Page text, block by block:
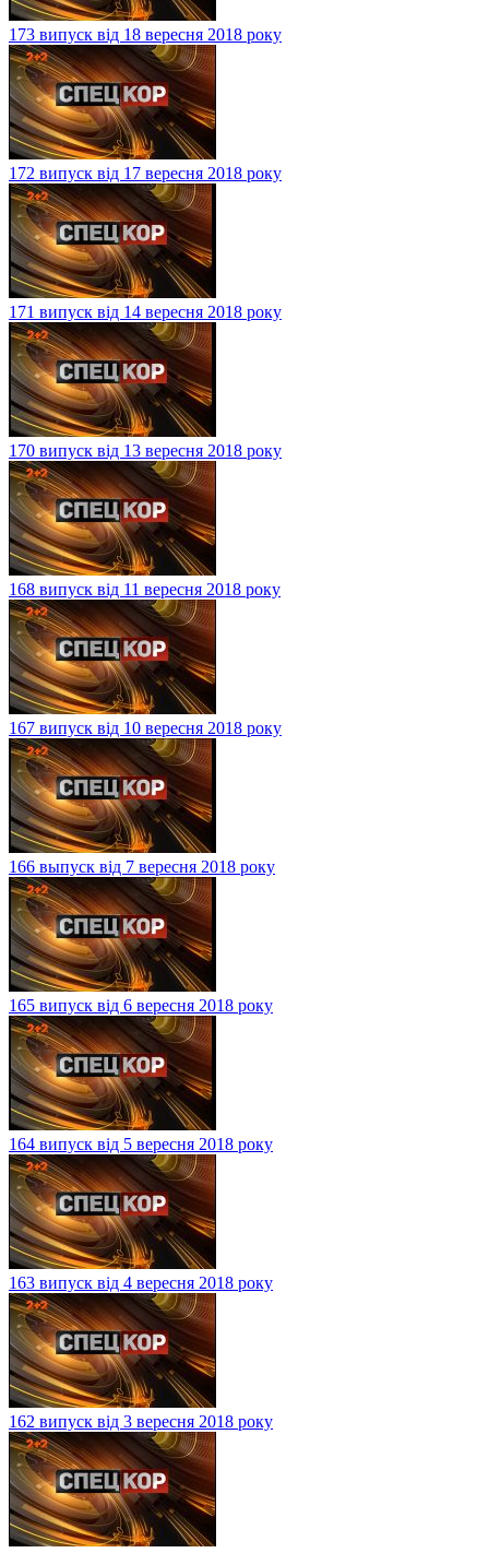
173 випуск від 18 вересня 2018 року
172 випуск від 17 вересня 2018 року
171 випуск від 14 вересня 2018 року
170 випуск від 13 вересня 2018 року
168 випуск від 11 вересня 2018 року
167 випуск від 10 вересня 2018 року
166 выпуск від 7 вересня 2018 року
165 випуск від 6 вересня 2018 року
164 випуск від 5 вересня 2018 року
163 випуск від 4 вересня 2018 року
162 випуск від 3 вересня 2018 року